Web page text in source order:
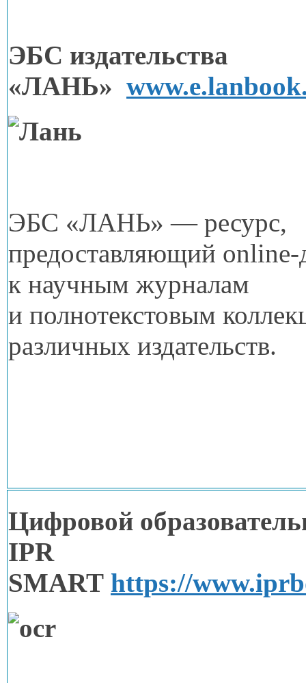
ЭБС издательства
«ЛАНЬ»
ЭБС «ЛАНЬ» — ресурс,
предоставляющий online-
к научным журналам
и полнотекстовым
различных издательств.
Цифровой
IPR
SMART https://